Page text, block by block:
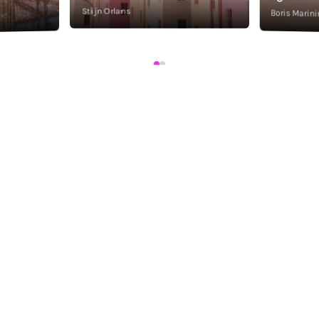
Stijn Orlans Boris